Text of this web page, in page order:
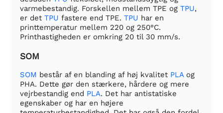
varmebestandig. Forskellen mellem TPE og TPU,
er det TPU fastere end TPE. TPU har en
printtemperatur mellem 220 og 250°C.
Printhastigheden er omkring 20 til 30 mm/s.
SOM
SOM består af en blanding af høj kvalitet PLAog
PHA. Dette gør den stærkere, hårdere og mere
vejrbestandig end PLA. Det har antistatiske
egenskaber og har en højere